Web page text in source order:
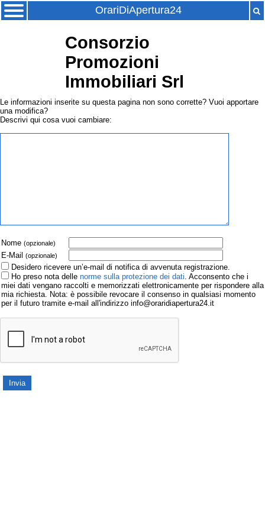
OrariDiApertura24
Consorzio
Promozioni
Immobiliari Srl
Le informazioni inserite su questa pagina non sono corrette? Vuoi apportare
una modifica?
Descrivi qui cosa vuoi cambiare:
Nome (opzionale)
E-Mail (opzionale)
Desidero ricevere un’e-mail di notifica di avvenuta registrazione.
Ho preso nota delle norme sulla protezione dei dati. Acconsento che i
miei dati vengano raccolti e memorizzati elettronicamente per rispondere alla
mia richiesta. Nota: è possibile revocare il consenso in qualsiasi momento
per il futuro tramite e-mail all'indirizzo info@oraridiapertura24.it